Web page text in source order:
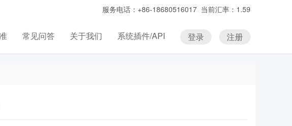
服务电话：+86-18680516017 当前汇率：1.59
常见问答 关于我们 系统插件/API 登录 注册